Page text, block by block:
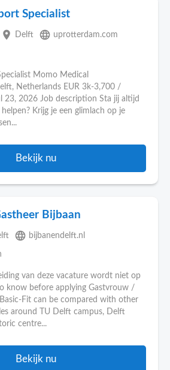
Specialist
place Delft language uprotterdam.com
Momo Medical
Netherlands EUR 3k-3,700 /
23, 2026 Job description Sta jij altijd
Krijg je een glimlach op je
Bekijk nu
Bijbaan
language bijbanendelft.nl
van deze vacature wordt niet op
know before applying Gastvrouw /
Fit can be compared with other
around TU Delft campus, Delft
centre...
Bekijk nu